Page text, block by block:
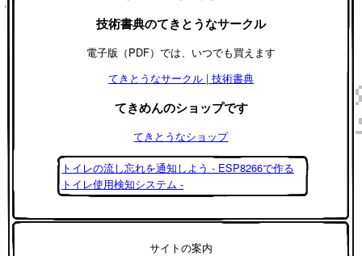
技術書典のてきとうなサークル
電子版（PDF）では、いつでも買えます
てきとうなサークル | 技術書典
てきめんのショップです
てきとうなショップ
トイレの流し忘れを通知しよう - ESP8266で作る
トイレ使用検知システム -
サイトの案内